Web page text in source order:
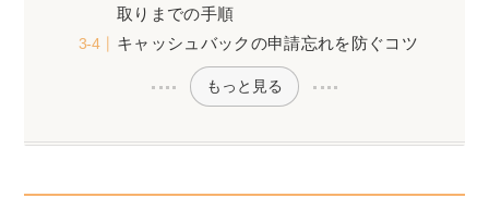
取りまでの手順
キャッシュバックの申請忘れを防ぐコツ
もっと見る